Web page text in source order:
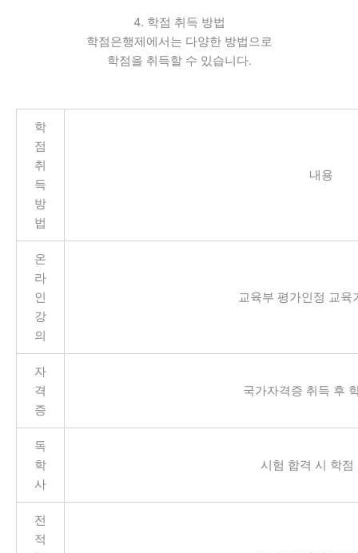
4. 학점 취득 방법
학점은행제에서는 다양한 방법으로
학점을 취득할 수 있습니다.
학
점
취
득
방
법
내용
온
라
인
강
의
교육부 평가인정 교육
자
격
증
국가자격증 취득 후
독
학
사
시험 합격 시 학점
전
적